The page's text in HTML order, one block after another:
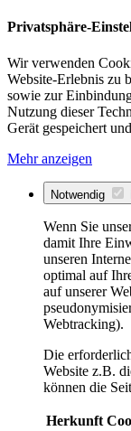
Privatsphäre-
Wir verwenden
Website-Erlebnis zu
sowie zur
Nutzung dieser
Gerät gespeichert
Mehr anzeigen
Notwendig
Wenn Sie
damit Ihre
unseren
optimal auf
auf unserer
Webtracking).
Die
Website z.B.
können die
Herkunft